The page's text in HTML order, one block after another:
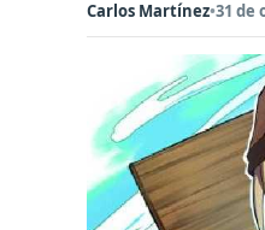
Carlos Martínez•31 de